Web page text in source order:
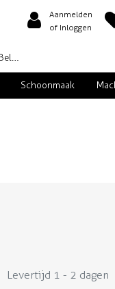
Aanmelden
of Inloggen
Schoonmaak
Levertijd 1 - 2 dagen